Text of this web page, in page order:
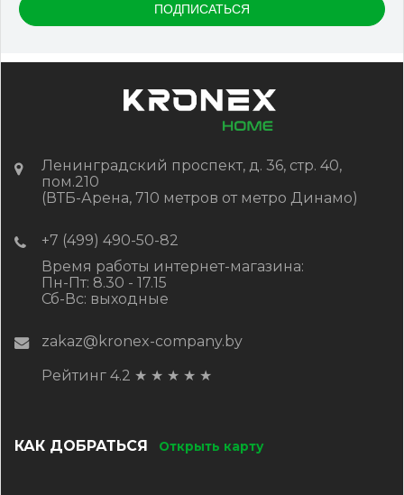
КУПИТЬ
Ленинградский проспект, д. 36, стр. 40,
пом.210
(ВТБ-Арена, 710 метров от метро Динамо)
+7 (499) 490-50-82
Время работы интернет-магазина:
Пн-Пт: 8.30 - 17.15
Сб-Вс: выходные
zakaz@kronex-company.by
Рейтинг 4.2 ★ ★ ★ ★ ★
КАК ДОБРАТЬСЯ Открыть карту